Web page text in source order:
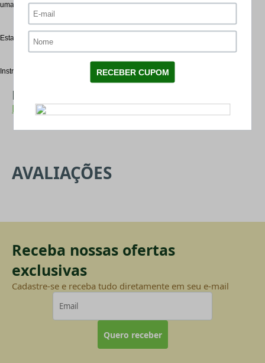
uma
borda de borracha coloridas brilhantes,macios
Estas características tornam
Instruções impressas no
Mais Categorias
FRISBEE E BUMERANGUE
AVALIAÇÕES
Receba nossas ofertas
exclusivas
Cadastre-se e receba tudo diretamente em seu e-mail
Quero receber